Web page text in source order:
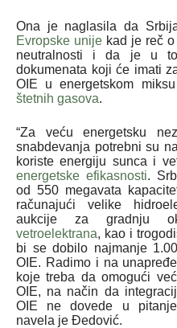
Ona je naglasila da
Evropske unije kad je reč
neutralnosti i da je u
dokumenata koji će imati
OIE u energetskom
štetnih gasova.
“Za veću energetsku
snabdevanja potrebni su
koriste energiju sunca i
energetske efikasnosti.
od 550 megavata
računajući velike
aukcije za gradnju
vetroelektrana, kao i
bi se dobilo najmanje
OIE. Radimo i na
koje treba da omogući
OIE, na način da
OIE ne dovede u pitanje
navela je Đedović.